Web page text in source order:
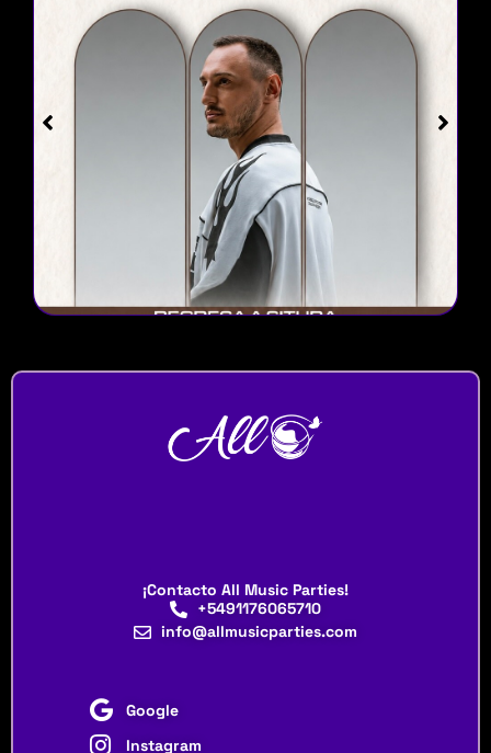
¡Contacto All Music Parties!
+5491176065710
info@allmusicparties.com
Google
Instagram